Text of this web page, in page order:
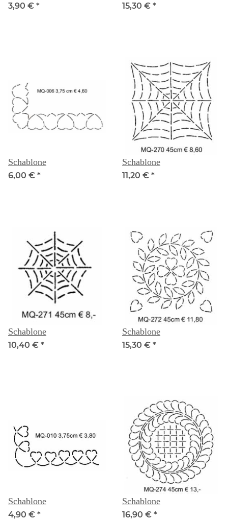
3,90 € * 15,30 € *
Schablone
6,00 € *
Schablone
11,20 € *
Schablone
10,40 € *
Schablone
15,30 € *
Schablone
4,90 € *
Schablone
16,90 € *